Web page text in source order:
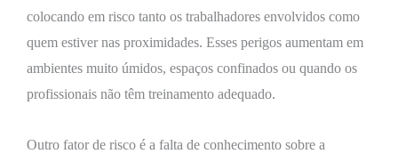
colocando em risco tanto os trabalhadores envolvidos como
quem estiver nas proximidades. Esses perigos aumentam em
ambientes muito úmidos, espaços confinados ou quando os
profissionais não têm treinamento adequado.
Outro fator de risco é a falta de conhecimento sobre a